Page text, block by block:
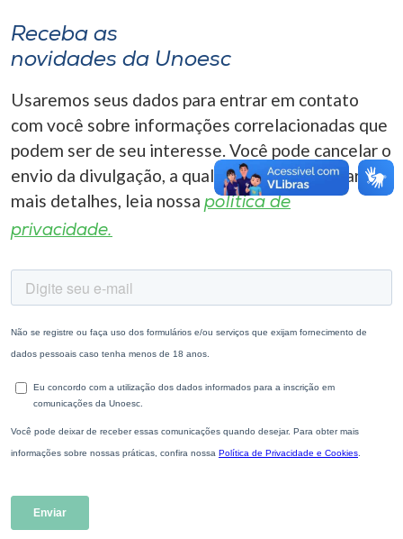
A+
Receba as
novidades da Unoesc
Usaremos seus dados para entrar em contato
com você sobre informações correlacionadas que
podem ser de seu interesse. Você pode cancelar o
envio da divulgação, a qualquer momento. Para
mais detalhes, leia nossa política de
privacidade.